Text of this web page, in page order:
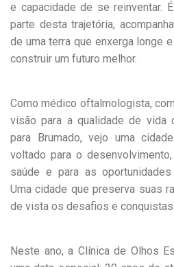
e capacidade de se reinventar.
parte desta trajetória,
de uma terra que enxerga longe
construir um futuro melhor.
Como médico oftalmologista,
visão para a qualidade de vida
para Brumado, vejo uma
voltado para o
saúde e para as
Uma cidade que preserva suas
de vista os desafios e conquistas
Neste ano, a Clínica de Olhos